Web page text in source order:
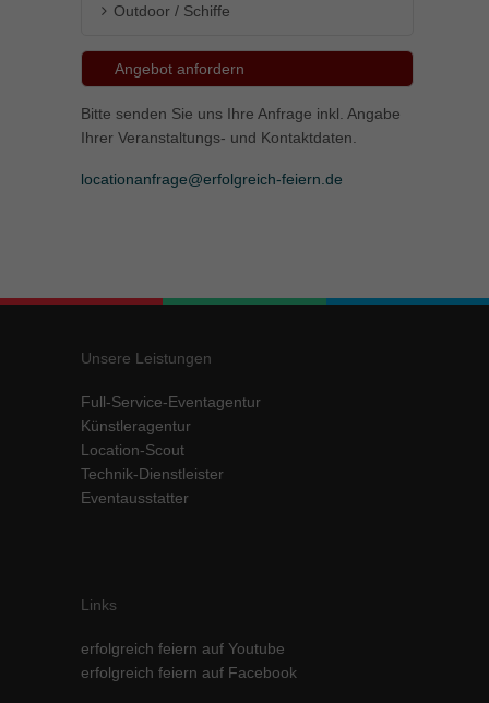
Outdoor / Schiffe
Angebot anfordern
Bitte senden Sie uns Ihre Anfrage inkl. Angabe
Ihrer Veranstaltungs- und Kontaktdaten.
locationanfrage@erfolgreich-feiern.de
Unsere Leistungen
Full-Service-Eventagentur
Künstleragentur
Location-Scout
Technik-Dienstleister
Eventausstatter
Links
erfolgreich feiern auf Youtube
erfolgreich feiern auf Facebook